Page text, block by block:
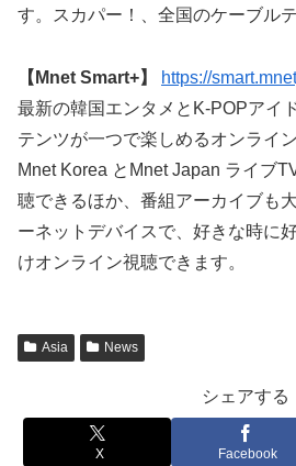
す。スカパー！、全国のケーブル
【Mnet Smart+】
https://
最新の韓国エンタメとK-POPアイ
テンツが一つで楽しめるオンライ
Mnet Korea とMnet Japan ライブ
聴できるほか、番組アーカイブも
ーネットデバイスで、好きな時に
けオンライン視聴できます。
Asia News
シェアする
X Facebook